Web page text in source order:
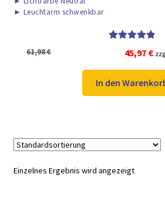
► Leuchtarm schwenkbar
von 5
61,98€
Preis
war:
61,98 €
45,97 €
ist:
In den
Einzelnes Ergebnis wird angezeigt